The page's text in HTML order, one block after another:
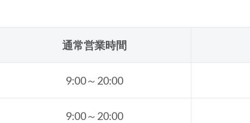
通常営業時間
9:00～20:00
9:00～20:00